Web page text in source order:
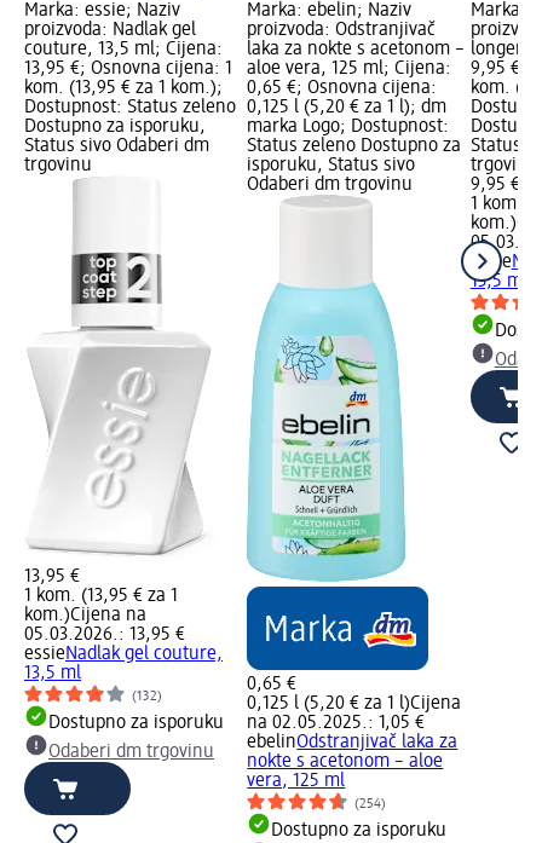
Marka: essie; Naziv
proizvoda: Nadlak gel
couture, 13,5 ml; Cijena:
13,95 €; Osnovna cijena: 1
kom. (13,95 € za 1 kom.);
Dostupnost: Status zeleno
Dostupno za isporuku,
Status sivo Odaberi dm
trgovinu
13,95 €
1 kom. (13,95 € za 1
kom.)Cijena na
05.03.2026.: 13,95 €
essieNadlak gel couture,
13,5 ml
(132)
Dostupno za isporuku
Odaberi dm trgovinu
Marka: ebelin; Naziv
proizvoda: Odstranjivač
laka za nokte s acetonom –
aloe vera, 125 ml; Cijena:
0,65 €; Osnovna cijena:
0,125 l (5,20 € za 1 l); dm
marka Logo; Dostupnost:
Status zeleno Dostupno za
isporuku, Status sivo
Odaberi dm trgovinu
0,65 €
0,125 l (5,20 € za 1 l)Cijena
na 02.05.2025.: 1,05 €
ebelinOdstranjivač laka za
nokte s acetonom – aloe
vera, 125 ml
(254)
Dostupno za isporuku
Marka:
longer,
9,95 €;
kom.
Status
trgovinu
9,95 €
1 kom.
kom.)
essie
13,5 ml